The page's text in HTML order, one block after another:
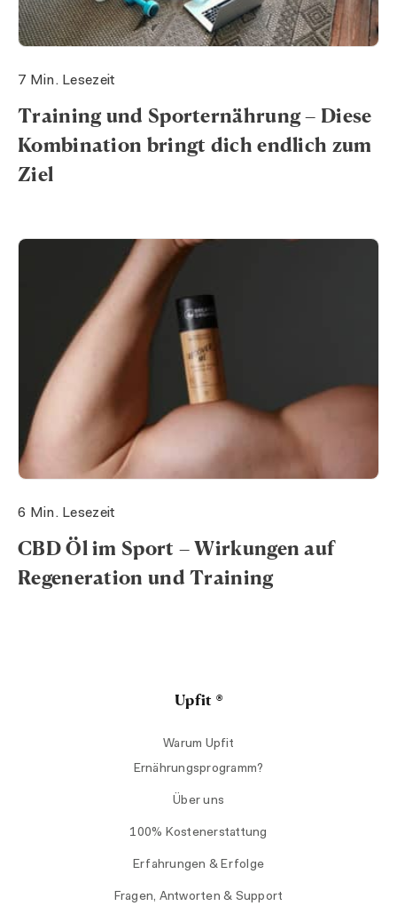
Training und Sporternährung – Diese
Kombination bringt dich endlich zum
Ziel
7 Min. Lesezeit
CBD Öl im Sport – Wirkungen auf
Regeneration und Training
6 Min. Lesezeit
Upfit ®
Warum Upfit
Ernährungsprogramm?
Über uns
100% Kostenerstattung
Erfahrungen & Erfolge
Fragen, Antworten & Support